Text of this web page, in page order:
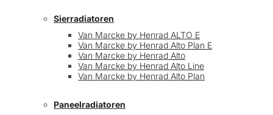
Sierradiatoren
Van Marcke by Henrad ALTO E
Van Marcke by Henrad Alto Plan E
Van Marcke by Henrad Alto
Van Marcke by Henrad Alto Line
Van Marcke by Henrad Alto Plan
Paneelradiatoren